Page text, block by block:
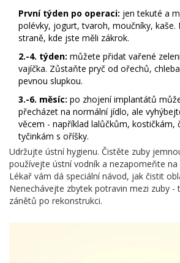
První týden po operaci: jen tekuté a
polévky, jogurt, tvaroh, moučníky, kaše.
straně, kde jste měli zákrok.
2.-4. týden: můžete přidat vařené
vajíčka. Zůstaňte pryč od ořechů,
pevnou slupkou.
3.-6. měsíc: po zhojení implantátů
přecházet na normální jídlo, ale
věcem - například lalůčkům, kostičkám,
tyčinkám s oříšky.
Udržujte ústní hygienu. Čistěte zuby
používejte ústní vodník a nezapomeňte na
Lékař vám dá speciální návod, jak čistit
Nenechávejte zbytek potravin mezi zuby -
zánětů po rekonstrukci.